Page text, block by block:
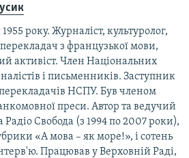
року. Журналіст, культуролог,
з французької мови,
активіст. Член Національних
і письменників. Заступник
НСПУ. Був членом
преси. Автор та ведучий
Радіо Свобода (з 1994 по 2007 роки),
«А мова – як море!», і сотень
Працював у Верховній Раді,